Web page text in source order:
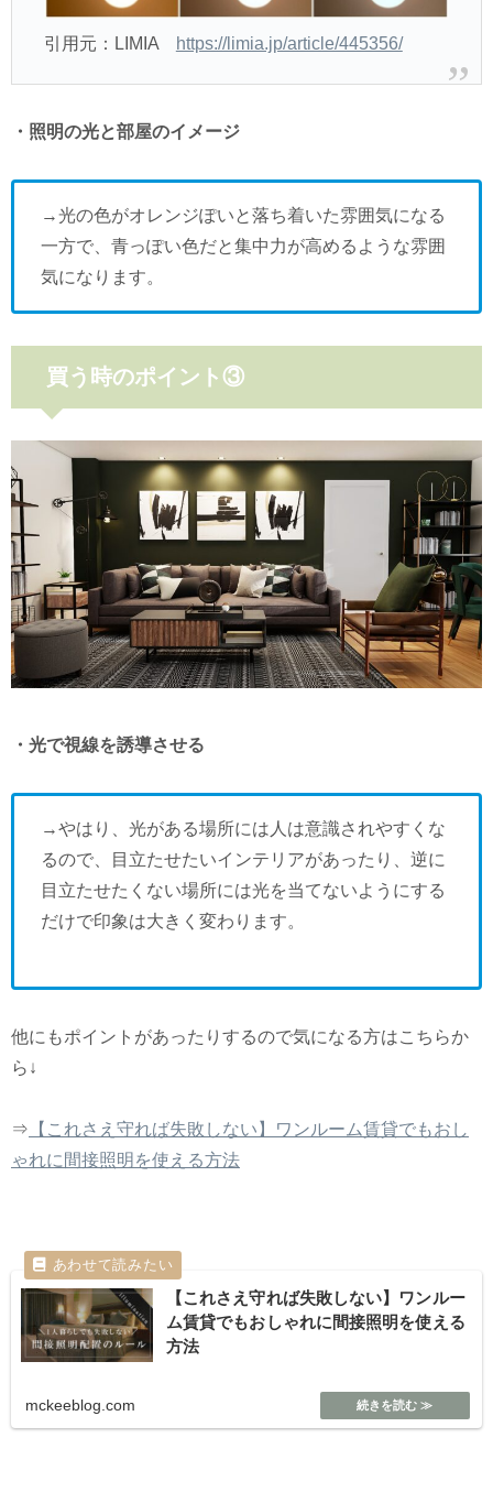
引用元：LIMIA https://limia.jp/article/445356/
・照明の光と部屋のイメージ
→光の色がオレンジぽいと落ち着いた雰囲気になる
一方で、青っぽい色だと集中力が高めるような雰囲
気になります。
買う時のポイント③
・光で視線を誘導させる
→やはり、光がある場所には人は意識されやすくな
るので、目立たせたいインテリアがあったり、逆に
目立たせたくない場所には光を当てないようにする
だけで印象は大きく変わります。
他にもポイントがあったりするので気になる方はこちらか
ら↓
⇒ 【これさえ守れば失敗しない】ワンルーム賃貸でもおし
ゃれに間接照明を使える方法
【これさえ守れば失敗しない】ワンルー
ム賃貸でもおしゃれに間接照明を使える
方法
mckeeblog.com